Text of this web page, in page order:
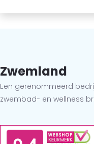
Zwemland
Een gerenommeerd
zwembad- en wellness